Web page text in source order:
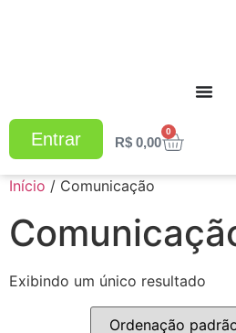
Entrar R$ 0,00
0
Início / Comunicação
Exibindo um único resultado